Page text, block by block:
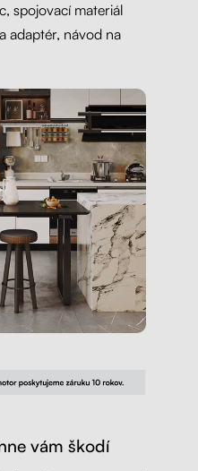
spojovací materiál
adaptér, návod na
vám škodí